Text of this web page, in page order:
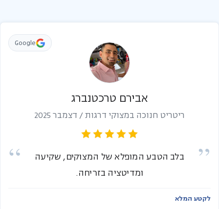
אבירם טרכטנברג
ריטריט חנוכה במצוקי דרגות / דצמבר 2025
Google
בלב הטבע המופלא של המצוקים, שקיעה
ומדיטציה בזריחה.
לקטע המלא